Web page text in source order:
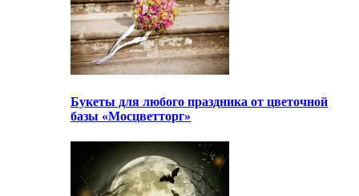
Букеты для любого праздника от цветочной
базы «Мосцветторг»